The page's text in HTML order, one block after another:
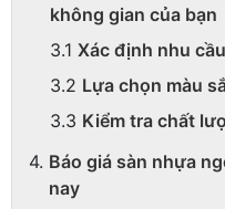
không gian của bạn
Xác định nhu
Lựa chọn màu
Kiểm tra chất
Báo giá sàn nhựa
nay